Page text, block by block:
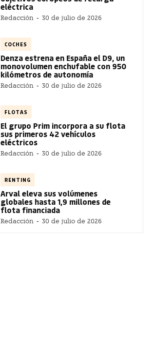
eléctrica
Redacción - 30 de julio de 2026
COCHES
Denza estrena en España el D9, un
monovolumen enchufable con 950
kilómetros de autonomía
Redacción - 30 de julio de 2026
FLOTAS
El grupo Prim incorpora a su flota
sus primeros 42 vehículos
eléctricos
Redacción - 30 de julio de 2026
RENTING
Arval eleva sus volúmenes
globales hasta 1,9 millones de
flota financiada
Redacción - 30 de julio de 2026